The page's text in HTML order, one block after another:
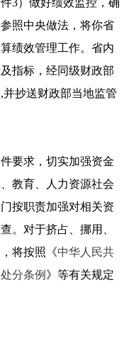
3）做好绩效监控，确
照中央做法，将你省
绩效管理工作。省内
指标，经同级财政部
抄送财政部当地监管
要求，切实加强资金
教育、人力资源社会
按职责加强对相关资
。对于挤占、挪用、
将按照《中华人民共
分条例 》等有关规定